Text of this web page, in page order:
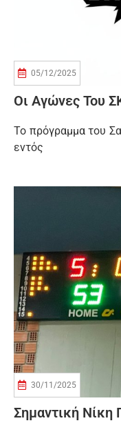
05/12/2025
Οι Αγώνες Του
Το πρόγραμμα του
εντός
30/11/2025
Σημαντική Νίκη